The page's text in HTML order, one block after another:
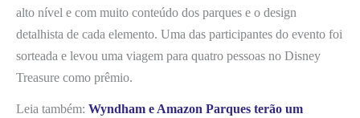
alto nível e com muito conteúdo dos parques e o design
detalhista de cada elemento. Uma das participantes do evento foi
sorteada e levou uma viagem para quatro pessoas no Disney
Treasure como prêmio.
Leia também: Wyndham e Amazon Parques terão um